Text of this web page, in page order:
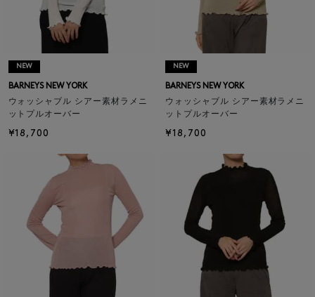
NEW
BARNEYS NEW YORK
ウォッシャブル シアー素材ラメニ
ットプルオーバー
¥18,700
NEW
BARNEYS NEW YORK
ウォッシャブル シアー素材ラメニ
ットプルオーバー
¥18,700